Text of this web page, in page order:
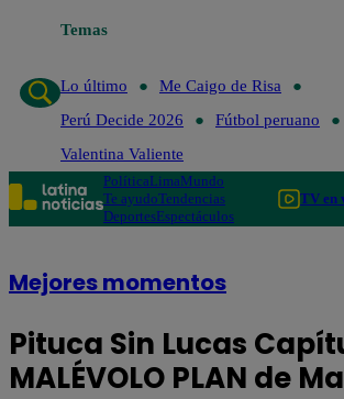
Temas
Lo último
Me Caigo de Risa
Perú Decide 2026
Fútbol peruano
Valentina Valiente
PolíticaLimaMundo
Te ayudoTendencias
DeportesEspectáculos
TV en
Mejores momentos
Pituca Sin Lucas
MALÉVOLO PLAN de